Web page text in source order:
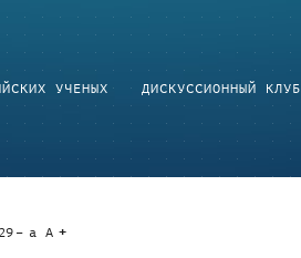
УЧЕНЫХ ДИСКУССИОННЫЙ КЛУБ
a A